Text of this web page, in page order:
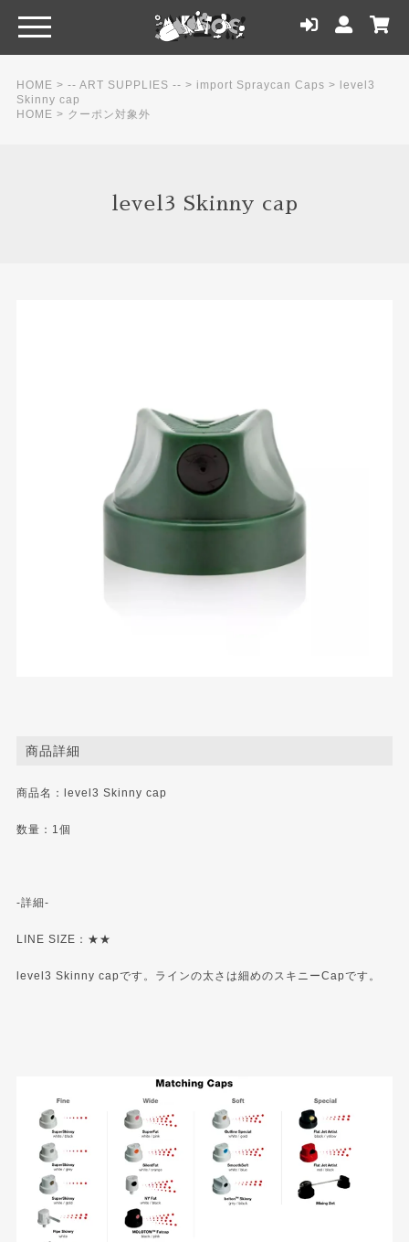
HOME > -- ART SUPPLIES -- > import Spraycan Caps >
level3
Skinny cap
HOME > クーポン対象外
level3 Skinny cap
商品詳細
商品名：level3 Skinny cap
数量：1個
-詳細-
LINE SIZE：★★
level3 Skinny capです。ラインの太さは細めのスキニーCapです。